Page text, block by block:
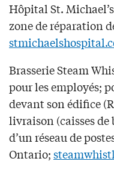
Hôpital St.
zone de réparation
Brasserie Steam
pour les employés;
devant son édifice
livraison (caisses
d’un réseau de
Ontario;